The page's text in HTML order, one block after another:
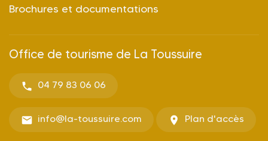
Brochures et documentations
Office de tourisme de La Toussuire
04 79 83 06 06
info@la-toussuire.com Plan d'accès